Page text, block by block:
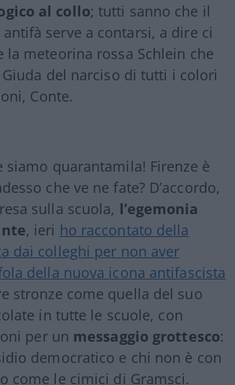
al collo; tutti sanno che il
serve a contarsi, a dire ci
la meteorina rossa Schlein che
del narciso di tutti i colori
Conte.
siamo quarantamila! Firenze è
che ve ne fate? D’accordo,
sulla scuola, l’egemonia
, ieri ho raccontato della
dai colleghi per non aver
della nuova icona antifascista
stronze come quella del suo
in tutte le scuole, con
per un messaggio grottesco:
democratico e chi non è con
come le cimici di Gramsci.